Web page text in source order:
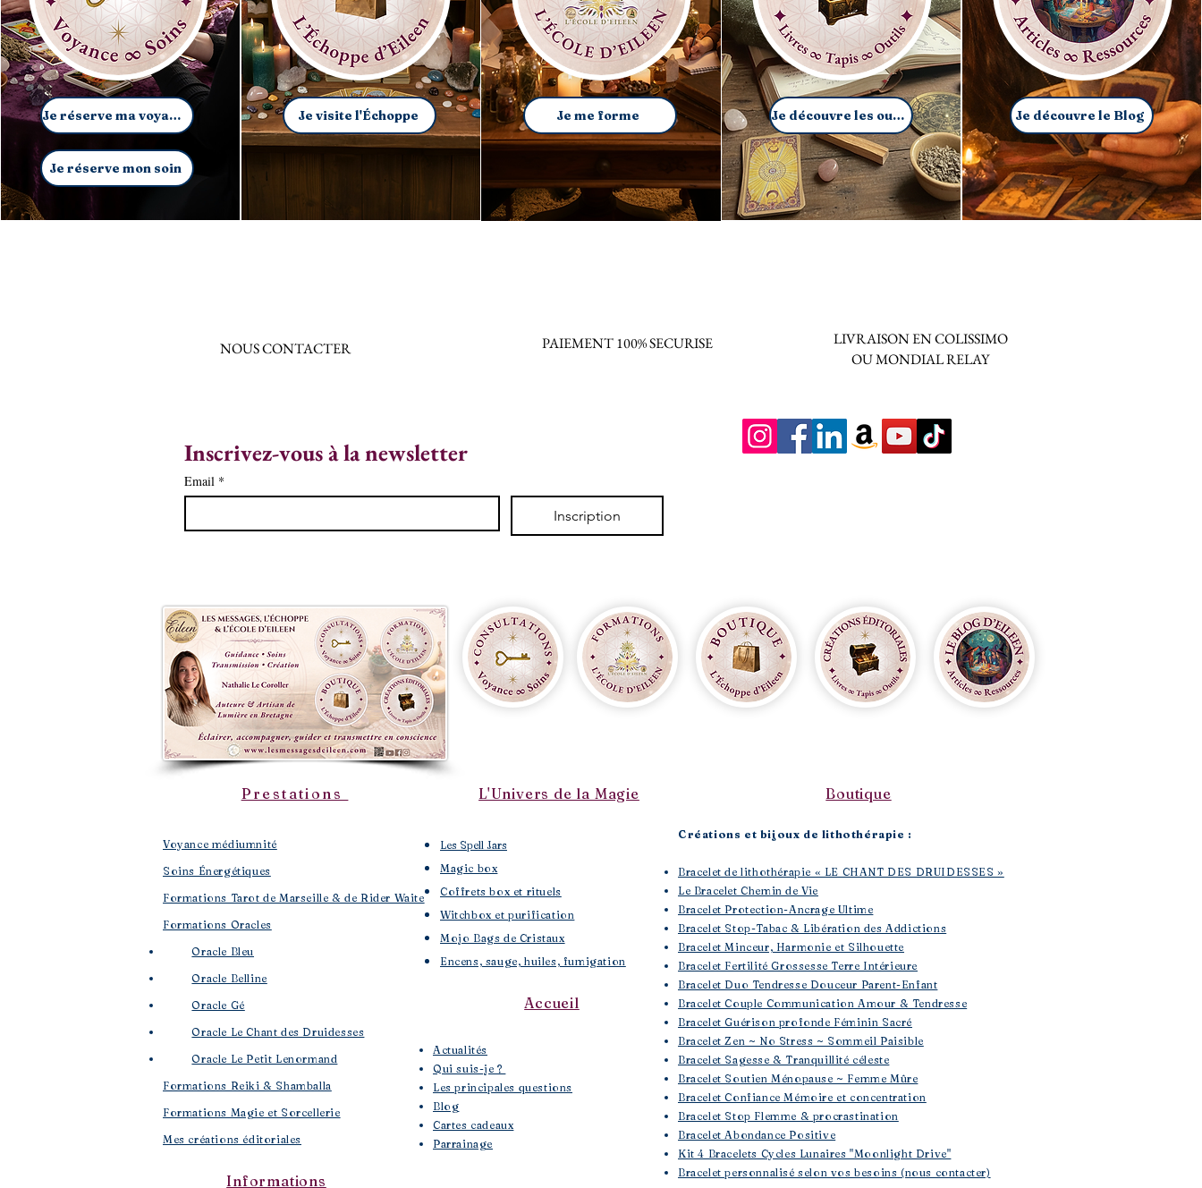
Je réserve ma voyance
Je réserve mon soin
Je visite l'Échoppe Je me forme Je découvre les outils Je découvre le Blog
NOUS CONTACTER PAIEMENT 100% SECURISE
LIVRAISON EN COLISSIMO
OU MONDIAL RELAY
Inscrivez-vous à la newsletter
Email *
Inscription
Prestations
Voyance médiumnité
Soins Énergétiques
Formations Tarot de Marseille & de Rider Waite
Formations Oracles
Oracle Bleu
Oracle Belline
Oracle Gé
​Oracle Le Chant des Druidesses​
Oracle Le Petit Lenormand​
Formations Reiki & Shamballa
Formations Magie et Sorcellerie
Mes créations éditoriales
L'Univers de la Magie
Les Spell Jars
Magic box
Coffrets box et rituels
Witchbox et purification
Mojo Bags de Cristaux
Encens, sauge, huiles, fumigation
Accueil
​Actualités
Qui suis-je ?
Les principales questions
Blog
Cartes cadeaux
Parrainage
Informations
Boutique​
Créations et bijoux de lithothérapie :
Bracelet de lithothérapie « LE CHANT DES DRUIDESSES »
Le Bracelet Chemin de Vie
Bracelet Protection-Ancrage Ultime
Bracelet Stop-Tabac & Libération des Addictions
Bracelet Minceur, Harmonie et Silhouette
Bracelet Fertilité Grossesse Terre Intérieure
Bracelet Duo Tendresse Douceur Parent-Enfant
Bracelet Couple Communication Amour & Tendresse
Bracelet Guérison profonde Féminin Sacré
Bracelet Zen ~ No Stress ~ Sommeil Paisible
Bracelet Sagesse & Tranquillité céleste
Bracelet Soutien Ménopause ~ Femme Mûre
Bracelet Confiance Mémoire et concentration
Bracelet Stop Flemme & procrastination
Bracelet Abondance Positive
Kit 4 Bracelets Cycles Lunaires "Moonlight Drive"
Bracelet personnalisé selon vos besoins (nous contacter)